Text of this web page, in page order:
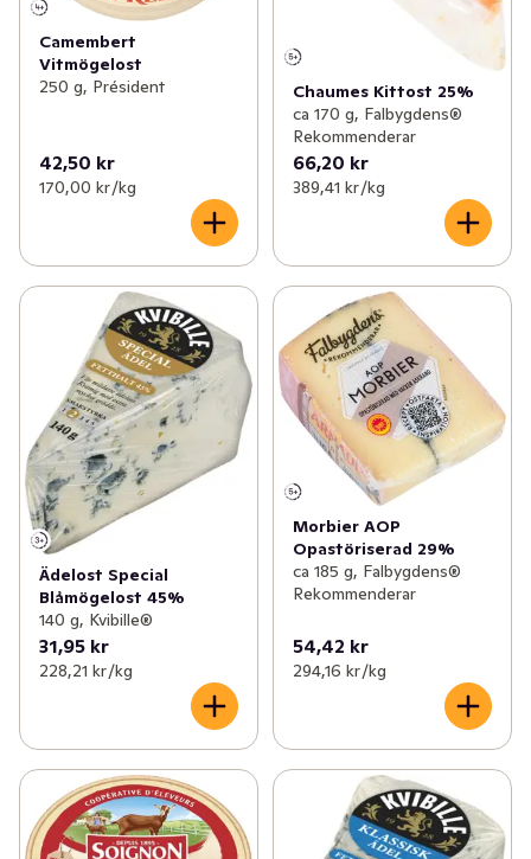
Camembert
Vitmögelost
250 g, Président
42,50 kr
170,00 kr /kg
Chaumes Kittost 25%
ca 170 g, Falbygdens®
Rekommenderar
66,20 kr
389,41 kr /kg
Ädelost Special
Blåmögelost 45%
140 g, Kvibille®
31,95 kr
228,21 kr /kg
Morbier AOP
Opastöriserad 29%
ca 185 g, Falbygdens®
Rekommenderar
54,42 kr
294,16 kr /kg